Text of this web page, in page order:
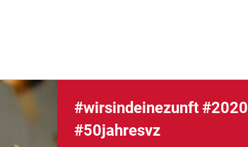
#wirsindeinezunft #2020
#50jahresvz